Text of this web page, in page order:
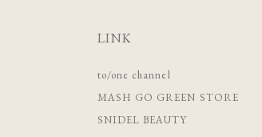
LINK
to/one channel
MASH GO GREEN STORE
SNIDEL BEAUTY